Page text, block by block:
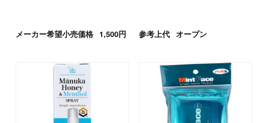
メーカー希望小売価格 1,500円 参考上代 オープン